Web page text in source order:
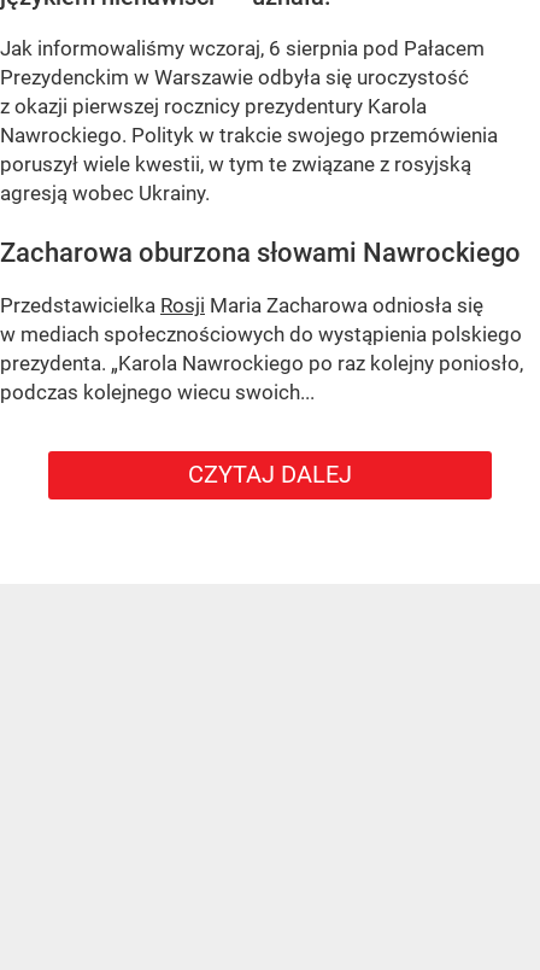
Jak informowaliśmy wczoraj, 6 sierpnia pod Pałacem
Prezydenckim w Warszawie odbyła się uroczystość
z okazji pierwszej rocznicy prezydentury Karola
Nawrockiego. Polityk w trakcie swojego przemówienia
poruszył wiele kwestii, w tym te związane z rosyjską
agresją wobec Ukrainy.
Zacharowa oburzona słowami Nawrockiego
Przedstawicielka Rosji Maria Zacharowa odniosła się
w mediach społecznościowych do wystąpienia polskiego
prezydenta. „Karola Nawrockiego po raz kolejny poniosło,
podczas kolejnego wiecu swoich...
CZYTAJ DALEJ